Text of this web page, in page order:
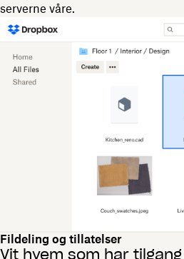
serverne våre.
Fildeling og tillatelser
Vit hvem som har